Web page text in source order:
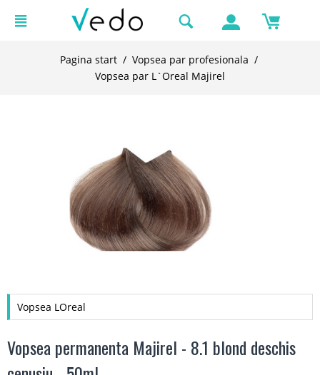
Pagina start / Vopsea par profesionala /
Vopsea par L`Oreal Majirel
Vopsea LOreal
Vopsea permanenta Majirel - 8.1 blond deschis